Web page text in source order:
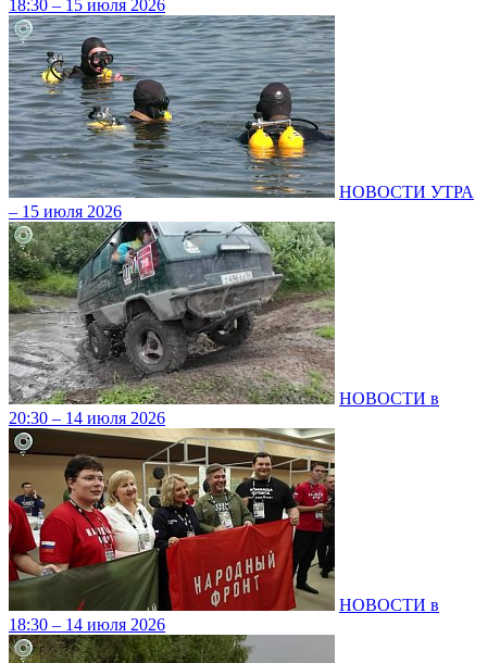
18:30 – 15 июля 2026
НОВОСТИ УТРА
– 15 июля 2026
НОВОСТИ в
20:30 – 14 июля 2026
НОВОСТИ в
18:30 – 14 июля 2026